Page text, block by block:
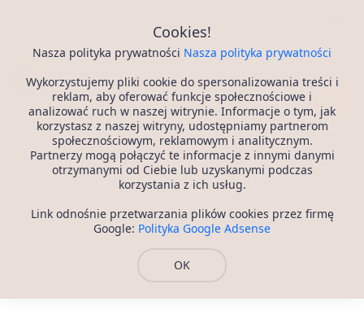
Cookies!
Nasza polityka prywatności Nasza polityka prywatności
Wykorzystujemy pliki cookie do spersonalizowania treści i
reklam, aby oferować funkcje społecznościowe i
analizować ruch w naszej witrynie. Informacje o tym, jak
korzystasz z naszej witryny, udostępniamy partnerom
społecznościowym, reklamowym i analitycznym.
Partnerzy mogą połączyć te informacje z innymi danymi
otrzymanymi od Ciebie lub uzyskanymi podczas
korzystania z ich usług.
Link odnośnie przetwarzania plików cookies przez firmę
Google: Polityka Google Adsense
OK
Portal Randkowy